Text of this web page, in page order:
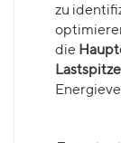
zu
die